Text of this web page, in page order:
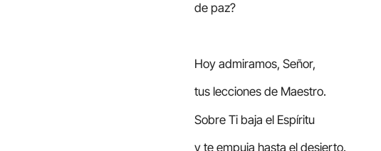
de paz?
Hoy admiramos, Señor,
tus lecciones de Maestro.
Sobre Ti baja el Espíritu
y te empuja hasta el desierto.